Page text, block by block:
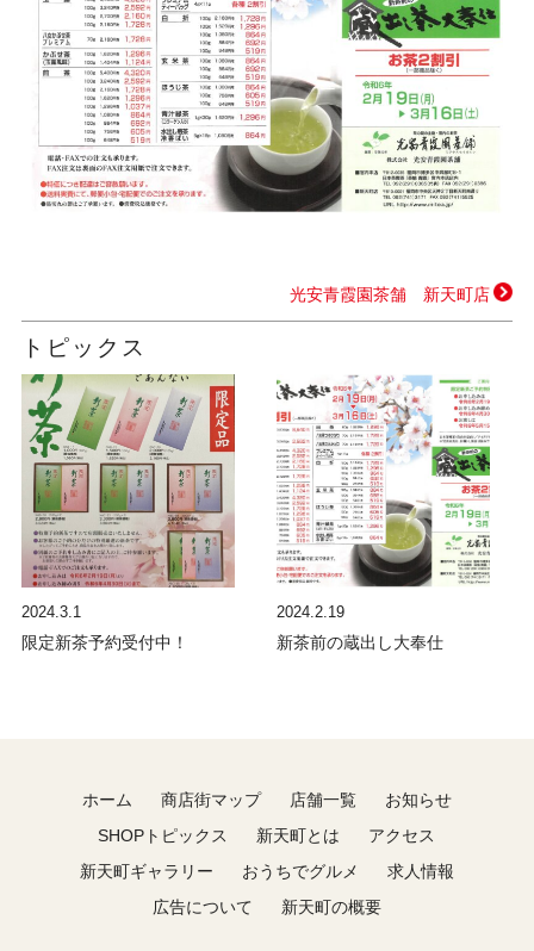
光安青霞園茶舗 新天町店
トピックス
2024.3.1
限定新茶予約受付中！
2024.2.19
新茶前の蔵出し大奉仕
ホーム 商店街マップ 店舗一覧
お知らせ
SHOPトピックス
新天町とは
アクセス
新天町ギャラリー
おうちでグルメ
求人情報
広告について
新天町の概要